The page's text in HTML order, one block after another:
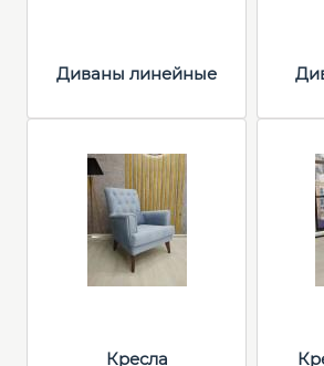
Диваны линейные
Кресла